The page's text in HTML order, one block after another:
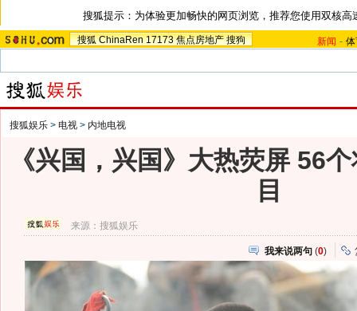
搜狐提示：为体验更加畅快的网页浏览，推荐您使用双核高
搜狐 ChinaRen 17173 焦点房地产 搜狗 新闻 -
搜狐娱乐 > 电视 > 内地电视
《兴国，兴国》大热荧屏 56
目
来源：搜狐娱乐
我来说两句 (0)